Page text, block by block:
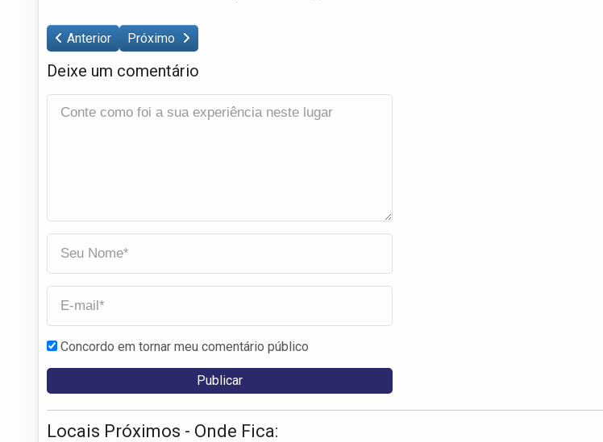
Anterior Próximo
Deixe um comentário
Concordo em tornar meu comentário público
Locais Próximos - Onde Fica: